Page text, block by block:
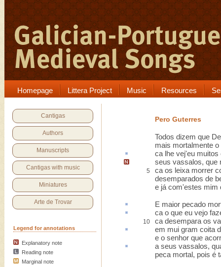
Homepage Littera Project Music Resources
Cantigas
Authors
Manuscripts
Cantigas with music
Miniatures
Arte de Trovar
Legend for annotations
Explanatory note
Reading note
Marginal note
Pero Guterres
Todos dizem que
mais mortalmente
ca lhe vej'eu
seus vassalos, que
5
ca os leixa morrer
desemparados de
e já com'estes mim
E maior pecado
ca o que eu vejo
10
ca desempara os
em mui gram coita
e o senhor que
a seus vassalos,
peca mortal, pois é